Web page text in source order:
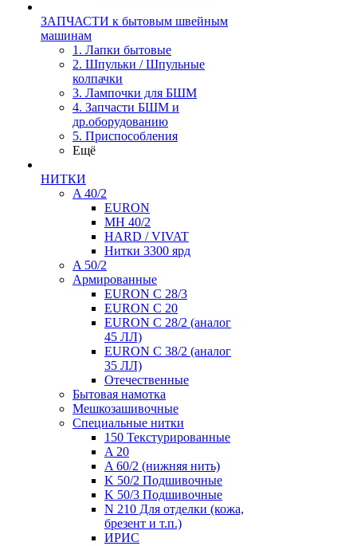
ЗАПЧАСТИ к бытовым швейным
машинам
1. Лапки бытовые
2. Шпульки / Шпульные
колпачки
3. Лампочки для БШМ
4. Запчасти БШМ и
др.оборудованию
5. Приспособления
Ещё
НИТКИ
A 40/2
EURON
MH 40/2
HARD / VIVAT
Нитки 3300 ярд
A 50/2
Армированные
EURON C 28/3
EURON C 20
EURON C 28/2 (аналог
45 ЛЛ)
EURON C 38/2 (аналог
35 ЛЛ)
Отечественные
Бытовая намотка
Мешкозашивочные
Специальные нитки
150 Текстурированные
A 20
A 60/2 (нижняя нить)
K 50/2 Подшивочные
K 50/3 Подшивочные
N 210 Для отделки (кожа,
брезент и т.п.)
ИРИС